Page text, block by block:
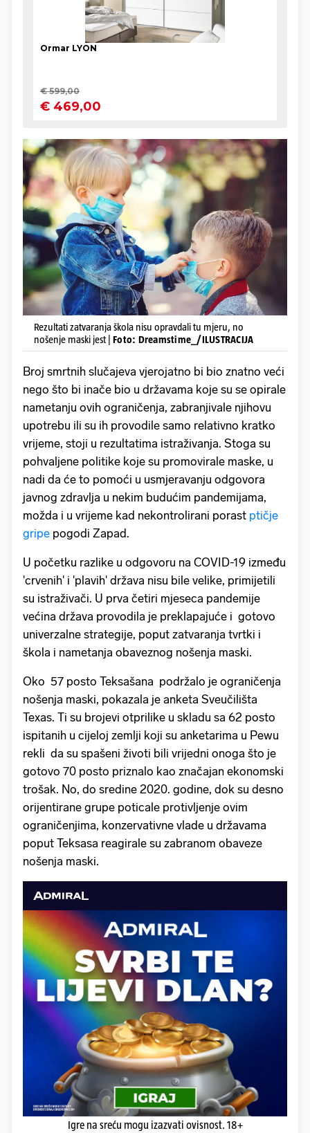
Rezultati zatvaranja škola nisu opravdali tu mjeru, no
nošenje maski jest | Foto: Dreamstime_/ILUSTRACIJA
Broj smrtnih slučajeva vjerojatno bi bio znatno veći
nego što bi inače bio u državama koje su se opirale
nametanju ovih ograničenja, zabranjivale njihovu
upotrebu ili su ih provodile samo relativno kratko
vrijeme, stoji u rezultatima istraživanja. Stoga su
pohvaljene politike koje su promovirale maske, u
nadi da će to pomoći u usmjeravanju odgovora
javnog zdravlja u nekim budućim pandemijama,
možda i u vrijeme kad nekontrolirani porast ptičje
gripe pogodi Zapad.
U početku razlike u odgovoru na COVID-19 između
'crvenih' i 'plavih' država nisu bile velike, primijetili
su istraživači. U prva četiri mjeseca pandemije
većina država provodila je preklapajuće i gotovo
univerzalne strategije, poput zatvaranja tvrtki i
škola i nametanja obaveznog nošenja maski.
Oko 57 posto Teksašana podržalo je ograničenja
nošenja maski, pokazala je anketa Sveučilišta
Texas. Ti su brojevi otprilike u skladu sa 62 posto
ispitanih u cijeloj zemlji koji su anketarima u Pewu
rekli da su spašeni životi bili vrijedni onoga što je
gotovo 70 posto priznalo kao značajan ekonomski
trošak. No, do sredine 2020. godine, dok su desno
orijentirane grupe poticale protivljenje ovim
ograničenjima, konzervativne vlade u državama
poput Teksasa reagirale su zabranom obaveze
nošenja maski.
Igre na sreću mogu izazvati ovisnost. 18+